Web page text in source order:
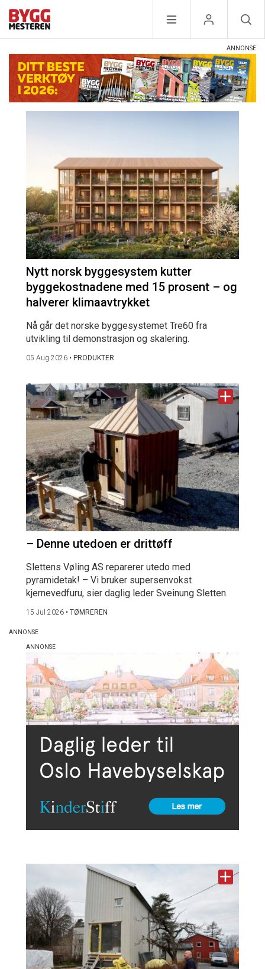
Nytt norsk byggesystem kutter
byggekostnadene med 15 prosent – og
halverer klimaavtrykket
Nå går det norske byggesystemet Tre60 fra
utvikling til demonstrasjon og skalering.
05 Aug 2026 • PRODUKTER
– Denne utedoen er drittøff
Slettens Vøling AS reparerer utedo med
pyramidetak! – Vi bruker supersenvokst
kjernevedfuru, sier daglig leder Sveinung Sletten.
15 Jul 2026 • TØMREREN